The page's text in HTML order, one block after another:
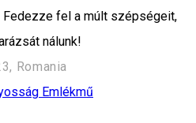
fel a múlt szépségeit,
nálunk!
Romania
Emlékmű